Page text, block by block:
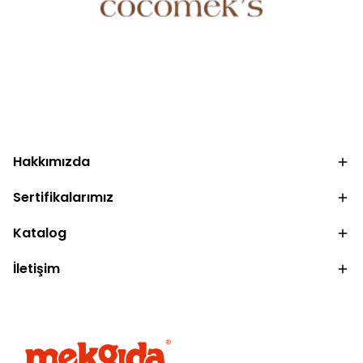
Hakkımızda
Sertifikalarımız
Katalog
İletişim